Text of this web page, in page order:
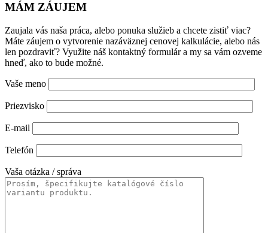
MÁM ZÁUJEM
Zaujala vás naša práca, alebo ponuka služieb a chcete zistiť viac?
Máte záujem o vytvorenie nazáväznej cenovej kalkulácie, alebo nás
len pozdraviť? Využite náš kontaktný formulár a my sa vám ozveme
hneď, ako to bude možné.
Vaše meno
Priezvisko
E-mail
Telefón
Vaša otázka / správa